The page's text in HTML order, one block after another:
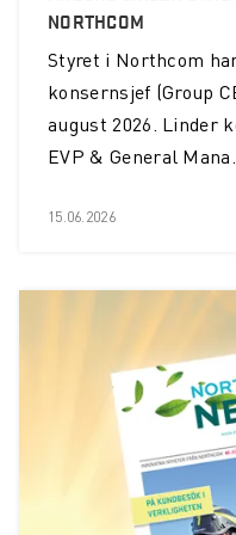
Sveriges Radio velger
Sepura SC21 kompakt
kommunikasjonssystem
kommunikasjonssystem
Wireless
Nasjonalmuseet
Application
Lillehammer Region
sambands-løsning
Tone J. Myhre blir ny
NORTHCOM
Styret i Northcom
konsernsjef (Group
august 2026. Linder
EVP & General
15.06.2026